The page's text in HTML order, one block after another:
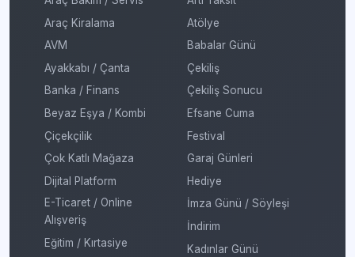
Araç Kiralama
AVM
Ayakkabı / Çanta
Banka / Finans
Beyaz Eşya / Kombi
Çiçekçilik
Çok Katlı Mağaza
Dijital Platform
E-Ticaret / Online
Alışveriş
Eğitim / Kırtasiye
Atölye
Babalar Günü
Çekiliş
Çekiliş Sonucu
Efsane Cuma
Festival
Garaj Günleri
Hediye
İmza Günü / Söyleşi
İndirim
Kadınlar Günü